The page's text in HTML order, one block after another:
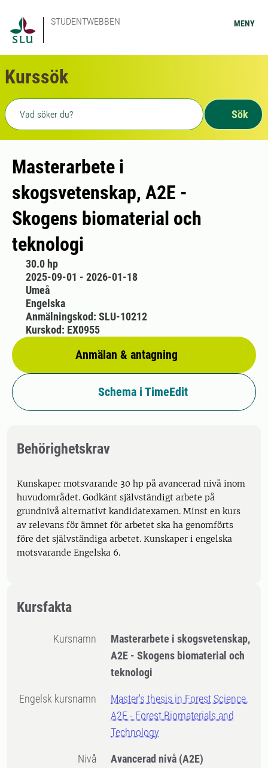
STUDENTWEBBEN MENY
Kurssök
Fritext sökning
Sök
Masterarbete i
skogsvetenskap, A2E -
Skogens biomaterial och
teknologi
30.0 hp
2025-09-01 - 2026-01-18
Umeå
Engelska
Anmälan & antagning
Anmälningskod: SLU-10212
Kurskod: EX0955
Schema i TimeEdit
Behörighetskrav
Kunskaper motsvarande 30 hp på avancerad nivå inom
huvudområdet. Godkänt självständigt arbete på
grundnivå alternativt kandidatexamen. Minst en kurs
av relevans för ämnet för arbetet ska ha genomförts
före det självständiga arbetet. Kunskaper i engelska
motsvarande Engelska 6.
Kursfakta
Kursnamn
Masterarbete i skogsvetenskap,
A2E - Skogens biomaterial och
teknologi
Engelsk kursnamn
Master's thesis in Forest Science,
A2E - Forest Biomaterials and
Technology
Nivå Avancerad nivå (A2E)